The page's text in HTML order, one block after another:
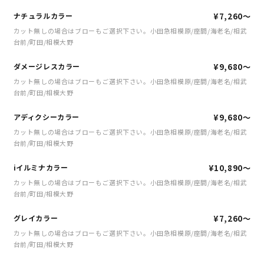
ナチュラルカラー ¥7,260～
カット無しの場合はブローもご選択下さい。小田急相模原/座間/海老名/相武
台前/町田/相模大野
ダメージレスカラー ¥9,680～
カット無しの場合はブローもご選択下さい。小田急相模原/座間/海老名/相武
台前/町田/相模大野
アディクシーカラー ¥9,680～
カット無しの場合はブローもご選択下さい。小田急相模原/座間/海老名/相武
台前/町田/相模大野
iイルミナカラー ¥10,890～
カット無しの場合はブローもご選択下さい。小田急相模原/座間/海老名/相武
台前/町田/相模大野
グレイカラー ¥7,260～
カット無しの場合はブローもご選択下さい。小田急相模原/座間/海老名/相武
台前/町田/相模大野